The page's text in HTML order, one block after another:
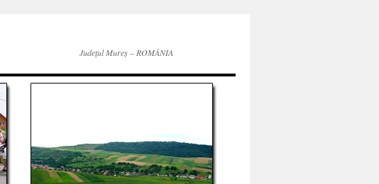
Județul Mureș – ROMÂNIA